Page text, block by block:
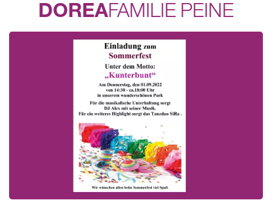
DOREAFAMILIE PEINE